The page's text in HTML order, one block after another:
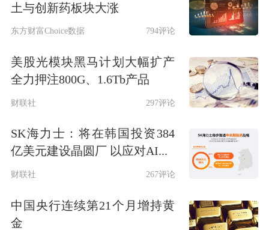
土与创新药板块大涨
东方财富Choice数据 794评论
美股光模块黑马计划大幅扩产
全力押注800G、1.6Tb产品
财联社 297评论
SK海力士：将在韩国投资384
亿美元建设晶圆厂 以应对AI...
财联社 267评论
中国央行连续第21个月增持黄
金